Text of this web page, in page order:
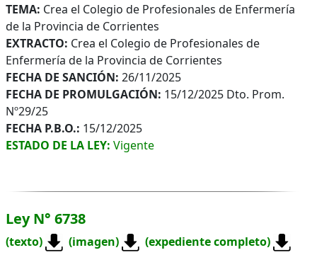
TEMA: Crea el Colegio de Profesionales de Enfermería
de la Provincia de Corrientes
EXTRACTO: Crea el Colegio de Profesionales de
Enfermería de la Provincia de Corrientes
FECHA DE SANCIÓN: 26/11/2025
FECHA DE PROMULGACIÓN: 15/12/2025 Dto. Prom.
Nº29/25
FECHA P.B.O.: 15/12/2025
ESTADO DE LA LEY: Vigente
Ley N° 6738
(texto) (imagen)
(expediente completo)